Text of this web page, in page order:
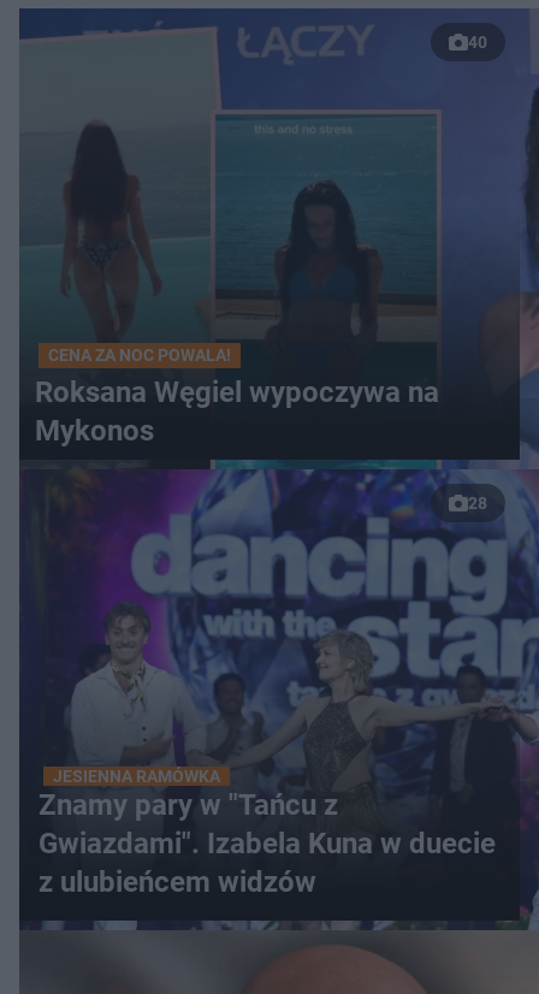
40
CENA ZA NOC POWALA!
Roksana Węgiel wypoczywa na
Mykonos
28
JESIENNA RAMÓWKA
Znamy pary w "Tańcu z
Gwiazdami". Izabela Kuna w duecie
z ulubieńcem widzów